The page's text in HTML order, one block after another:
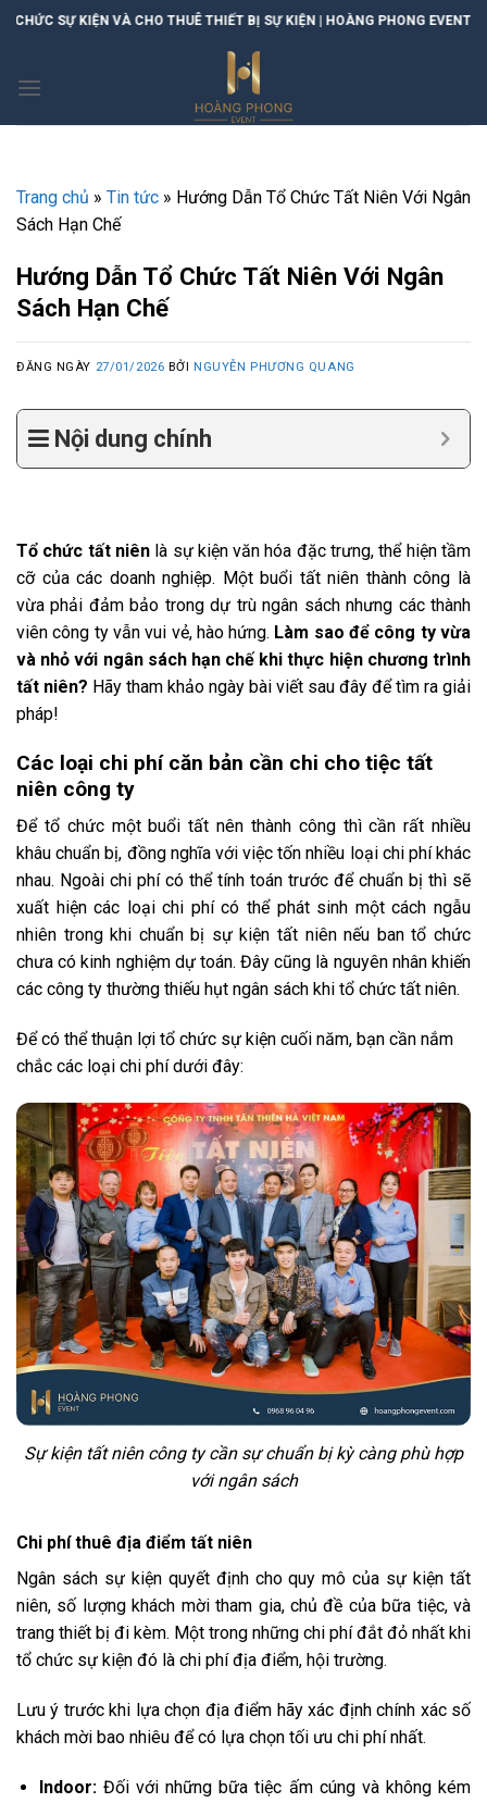
Skip
VÀ CHO THUÊ THIẾT BỊ SỰ KIỆN | HOÀNG PHONG EVENT
Trang chủ » Tin tức » Hướng Dẫn Tổ Chức Tất Niên Với Ngân
Sách Hạn Chế
Hướng Dẫn Tổ Chức Tất Niên Với Ngân
Sách Hạn Chế
ĐĂNG NGÀY 27/01/2026 BỞI NGUYỄN PHƯƠNG QUANG
Nội dung chính
Tổ chức tất niênlà sự kiện văn hóa đặc trưng, thể hiện tầm
cỡ của các doanh nghiệp. Một buổi tất niên thành công là
vừa phải đảm bảo trong dự trù ngân sách nhưng các thành
viên công ty vẫn vui vẻ, hào hứng. Làm sao để công ty vừa
và nhỏ với ngân sách hạn chế khi thực hiện chương trình
tất niên? Hãy tham khảo ngày bài viết sau đây để tìm ra giải
pháp!
Các loại chi phí căn bản cần chi cho tiệc tất
niên công ty
Để tổ chức một buổi tất nên thành công thì cần rất nhiều
khâu chuẩn bị, đồng nghĩa với việc tốn nhiều loại chi phí khác
nhau. Ngoài chi phí có thể tính toán trước để chuẩn bị thì sẽ
xuất hiện các loại chi phí có thể phát sinh một cách ngẫu
nhiên trong khi chuẩn bị sự kiện tất niên nếu ban tổ chức
chưa có kinh nghiệm dự toán. Đây cũng là nguyên nhân khiến
các công ty thường thiếu hụt ngân sách khi tổ chức tất niên.
Để có thể thuận lợi tổ chức sự kiện cuối năm, bạn cần nắm
chắc các loại chi phí dưới đây:
Sự kiện tất niên công ty cần sự chuẩn bị kỳ càng phù hợp
với ngân sách
Chi phí thuê địa điểm tất niên
Ngân sách sự kiện quyết định cho quy mô của sự kiện tất
niên, số lượng khách mời tham gia, chủ đề của bữa tiệc, và
trang thiết bị đi kèm. Một trong những chi phí đắt đỏ nhất khi
tổ chức sự kiện đó là chi phí địa điểm, hội trường.
Lưu ý trước khi lựa chọn địa điểm hãy xác định chính xác số
khách mời bao nhiêu để có lựa chọn tối ưu chi phí nhất.
Indoor:Đối với những bữa tiệc ấm cúng và không kém